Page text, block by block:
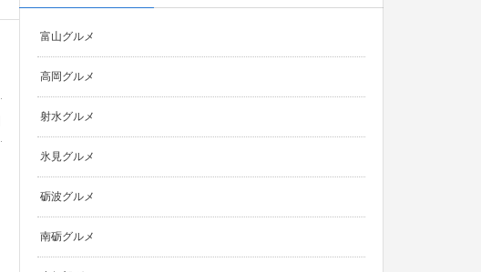
富山グルメ
高岡グルメ
射水グルメ
氷見グルメ
砺波グルメ
南砺グルメ